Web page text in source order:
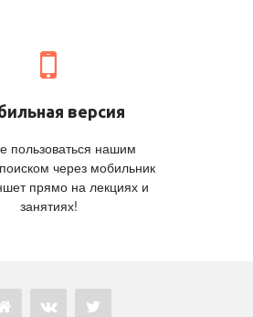
версия
пользоваться нашим
через мобильник
прямо на лекциях и
занятиях!